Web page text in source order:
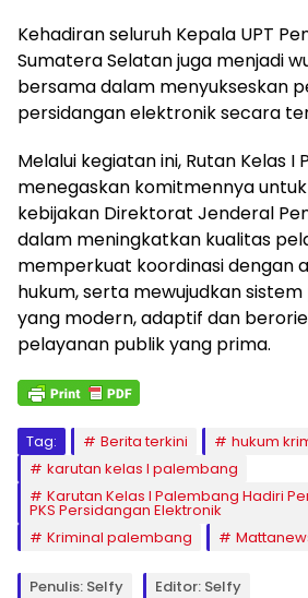
Kehadiran seluruh Kepala UPT
Sumatera Selatan juga menjadi
bersama dalam menyukseskan
persidangan elektronik secara
Melalui kegiatan ini, Rutan Kelas I
menegaskan komitmennya
kebijakan Direktorat Jenderal
dalam meningkatkan kualitas
memperkuat koordinasi dengan
hukum, serta mewujudkan
yang modern, adaptif dan
pelayanan publik yang prima.
Tag: Berita terkini
hukum
karutan kelas I palembang
Karutan Kelas I Palembang Hadiri
PKS Persidangan Elektronik
Kriminal palembang
Penulis: Selfy Editor: Selfy